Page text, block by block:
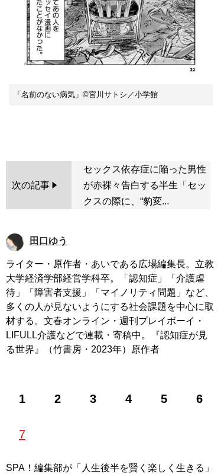
「名前のない病気」©宮川サトシ／小学館
次の記事
セックス依存症に陥った男性
が赤裸々告白する半生「セッ
クスの際に、“豹変...
田口ゆう
ライター・原作者・あいである広場編集長。立教
大学経済学部経営学科卒。「認知症」「介護虐
待」「障害者支援」「マイノリティ問題」など、
多くの人が見ないようにする社会課題を中心に取
材する。文春オンライン・週刊プレイボーイ・
LIFULL介護などで連載・寄稿中。『認知症が見
る世界』（竹書房・2023年）原作者
1 2 3 4 5 6
7
SPA！編集部が「人生後半を賢く楽しく生きる」